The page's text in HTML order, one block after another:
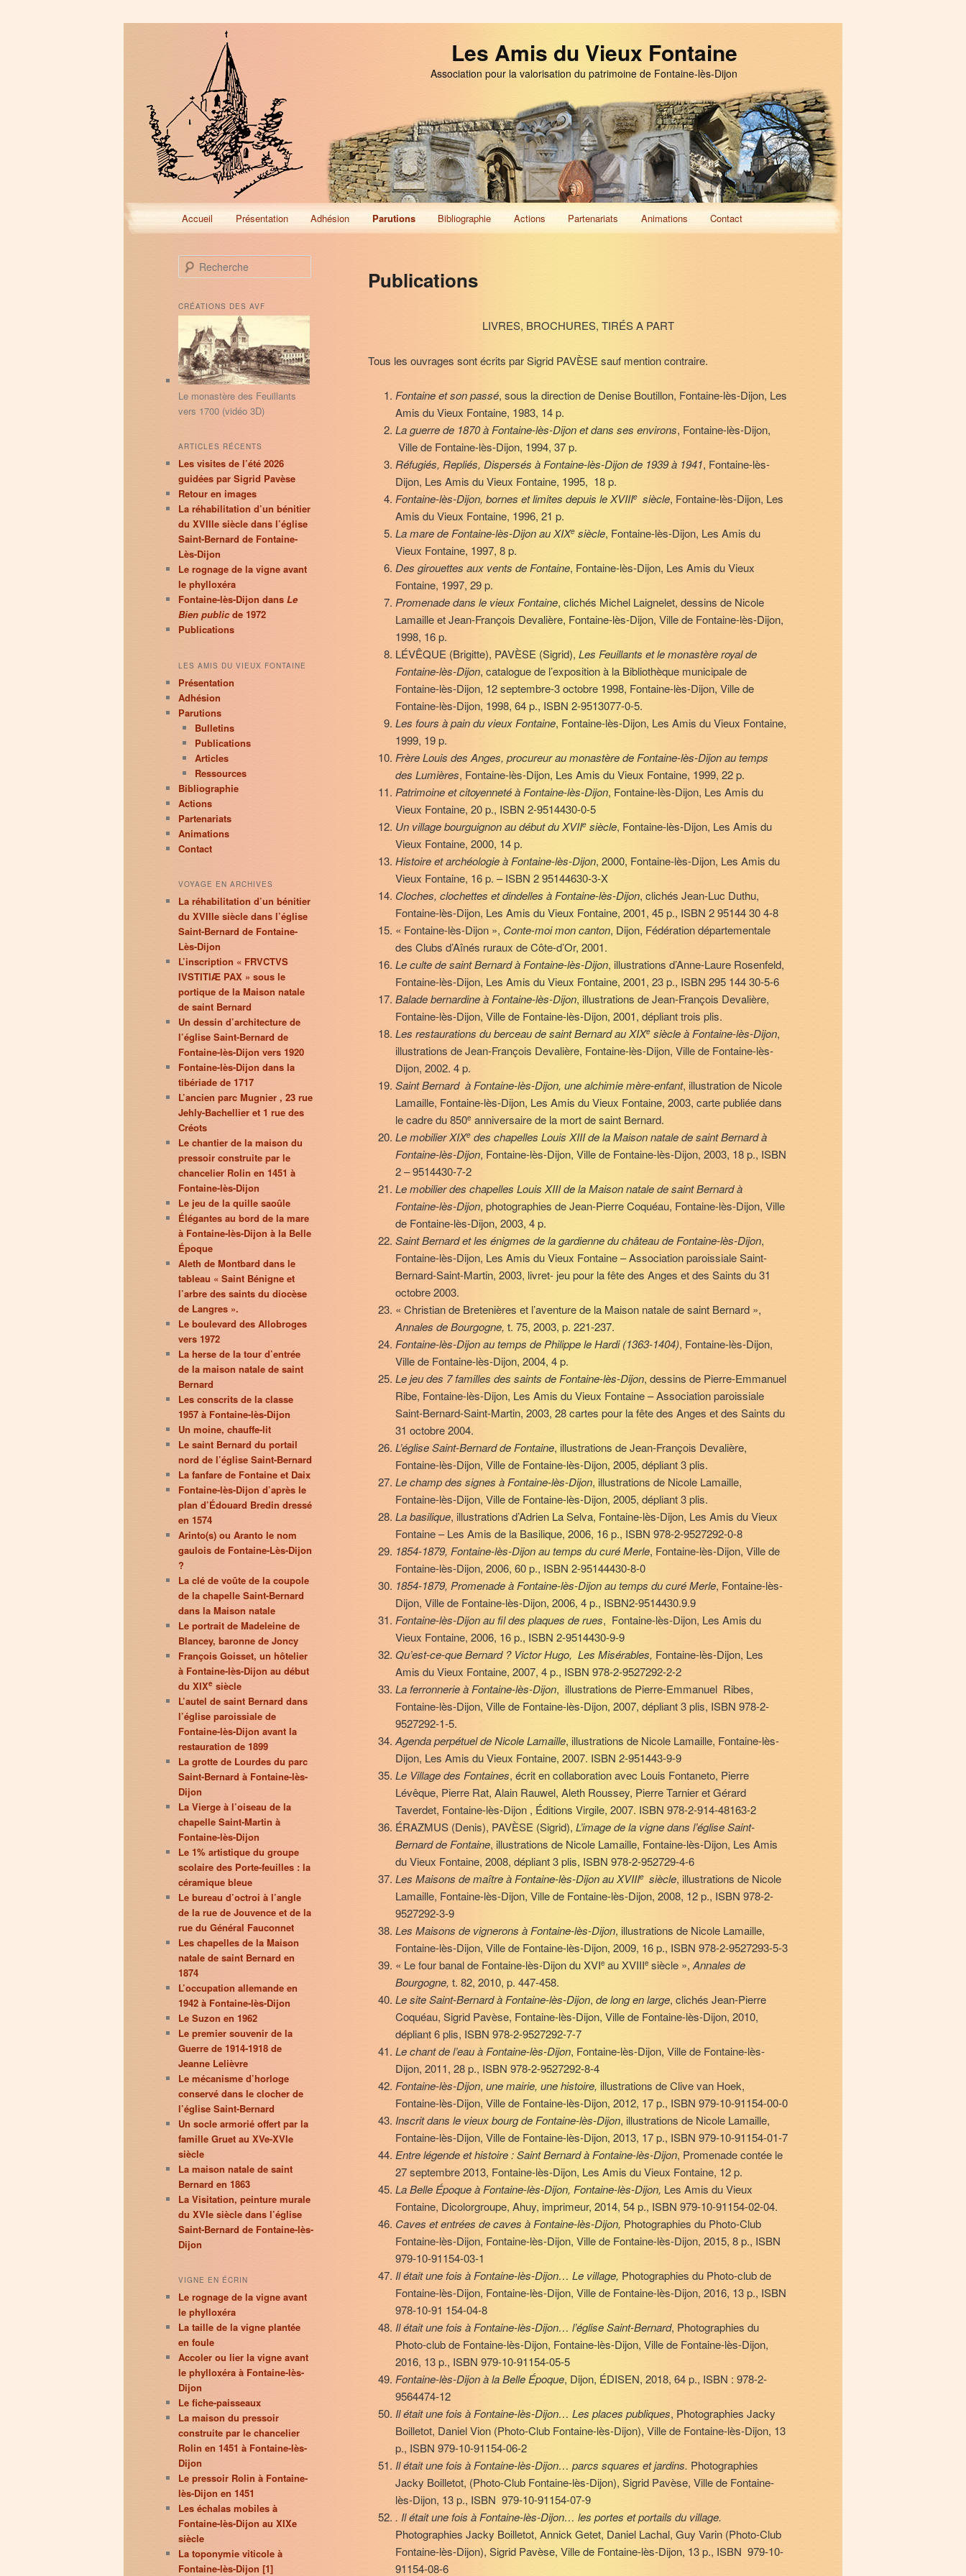
Les Amis du Vieux Fontaine
Association pour la valorisation du patrimoine de Fontaine-lès-Dijon
Menu
principal
Aller
au
principal
Aller
au
secondaire
Accueil Présentation Adhésion Parutions Bibliographie Actions Partenariats Animations Contact
Publications
LIVRES, BROCHURES, TIRÉS A PART
Tous les ouvrages sont écrits par Sigrid PAVÈSE sauf mention contraire.
Fontaine et son passé, sous la direction de Denise Boutillon, Fontaine-lès-Dijon, Les
Amis du Vieux Fontaine, 1983, 14 p.
La guerre de 1870 à Fontaine-lès-Dijon et dans ses environs, Fontaine-lès-Dijon,
Ville de Fontaine-lès-Dijon, 1994, 37 p.
Réfugiés, Repliés, Dispersés à Fontaine-lès-Dijon de 1939 à 1941, Fontaine-lès-
Dijon, Les Amis du Vieux Fontaine, 1995, 18 p.
Fontaine-lès-Dijon, bornes et limites depuis le XVIIIe siècle, Fontaine-lès-Dijon, Les
Amis du Vieux Fontaine, 1996, 21 p.
La mare de Fontaine-lès-Dijon au XIXesiècle, Fontaine-lès-Dijon, Les Amis du
Vieux Fontaine, 1997, 8 p.
Des girouettes aux vents de Fontaine, Fontaine-lès-Dijon, Les Amis du Vieux
Fontaine, 1997, 29 p.
Promenade dans le vieux Fontaine, clichés Michel Laignelet, dessins de Nicole
Lamaille et Jean-François Devalière, Fontaine-lès-Dijon, Ville de Fontaine-lès-Dijon,
1998, 16 p.
LÉVÊQUE (Brigitte), PAVÈSE (Sigrid), Les Feuillants et le monastère royal de
Fontaine-lès-Dijon, catalogue de l’exposition à la Bibliothèque municipale de
Fontaine-lès-Dijon, 12 septembre-3 octobre 1998, Fontaine-lès-Dijon, Ville de
Fontaine-lès-Dijon, 1998, 64 p., ISBN 2-9513077-0-5.
Les fours à pain du vieux Fontaine, Fontaine-lès-Dijon, Les Amis du Vieux Fontaine,
1999, 19 p.
Frère Louis des Anges, procureur au monastère de Fontaine-lès-Dijon au temps
des Lumières, Fontaine-lès-Dijon, Les Amis du Vieux Fontaine, 1999, 22 p.
Patrimoine et citoyenneté à Fontaine-lès-Dijon, Fontaine-lès-Dijon, Les Amis du
Vieux Fontaine, 20 p., ISBN 2-9514430-0-5
Un village bourguignon au début du XVIIesiècle, Fontaine-lès-Dijon, Les Amis du
Vieux Fontaine, 2000, 14 p.
Histoire et archéologie à Fontaine-lès-Dijon, 2000, Fontaine-lès-Dijon, Les Amis du
Vieux Fontaine, 16 p. – ISBN 2 95144630-3-X
Cloches, clochettes et dindelles à Fontaine-lès-Dijon, clichés Jean-Luc Duthu,
Fontaine-lès-Dijon, Les Amis du Vieux Fontaine, 2001, 45 p., ISBN 2 95144 30 4-8
« Fontaine-lès-Dijon », Conte-moi mon canton, Dijon, Fédération départementale
des Clubs d’Aînés ruraux de Côte-d’Or, 2001.
Le culte de saint Bernard à Fontaine-lès-Dijon, illustrations d’Anne-Laure Rosenfeld,
Fontaine-lès-Dijon, Les Amis du Vieux Fontaine, 2001, 23 p., ISBN 295 144 30-5-6
Balade bernardine à Fontaine-lès-Dijon, illustrations de Jean-François Devalière,
Fontaine-lès-Dijon, Ville de Fontaine-lès-Dijon, 2001, dépliant trois plis.
Les restaurations du berceau de saint Bernard au XIXesiècle à Fontaine-lès-Dijon,
illustrations de Jean-François Devalière, Fontaine-lès-Dijon, Ville de Fontaine-lès-
Dijon, 2002. 4 p.
Saint Bernard à Fontaine-lès-Dijon, une alchimie mère-enfant, illustration de Nicole
Lamaille, Fontaine-lès-Dijon, Les Amis du Vieux Fontaine, 2003, carte publiée dans
le cadre du 850e anniversaire de la mort de saint Bernard.
Le mobilier XIXedes chapelles Louis XIII de la Maison natale de saint Bernard à
Fontaine-lès-Dijon, Fontaine-lès-Dijon, Ville de Fontaine-lès-Dijon, 2003, 18 p., ISBN
2 – 9514430-7-2
Le mobilier des chapelles Louis XIII de la Maison natale de saint Bernard à
Fontaine-lès-Dijon, photographies de Jean-Pierre Coquéau, Fontaine-lès-Dijon, Ville
de Fontaine-lès-Dijon, 2003, 4 p.
Saint Bernard et les énigmes de la gardienne du château de Fontaine-lès-Dijon,
Fontaine-lès-Dijon, Les Amis du Vieux Fontaine – Association paroissiale Saint-
Bernard-Saint-Martin, 2003, livret- jeu pour la fête des Anges et des Saints du 31
octobre 2003.
« Christian de Bretenières et l’aventure de la Maison natale de saint Bernard »,
Annales de Bourgogne, t. 75, 2003, p. 221-237.
Fontaine-lès-Dijon au temps de Philippe le Hardi (1363-1404), Fontaine-lès-Dijon,
Ville de Fontaine-lès-Dijon, 2004, 4 p.
Le jeu des 7 familles des saints de Fontaine-lès-Dijon, dessins de Pierre-Emmanuel
Ribe, Fontaine-lès-Dijon, Les Amis du Vieux Fontaine – Association paroissiale
Saint-Bernard-Saint-Martin, 2003, 28 cartes pour la fête des Anges et des Saints du
31 octobre 2004.
L’église Saint-Bernard de Fontaine, illustrations de Jean-François Devalière,
Fontaine-lès-Dijon, Ville de Fontaine-lès-Dijon, 2005, dépliant 3 plis.
Le champ des signes à Fontaine-lès-Dijon, illustrations de Nicole Lamaille,
Fontaine-lès-Dijon, Ville de Fontaine-lès-Dijon, 2005, dépliant 3 plis.
La basilique, illustrations d’Adrien La Selva, Fontaine-lès-Dijon, Les Amis du Vieux
Fontaine – Les Amis de la Basilique, 2006, 16 p., ISBN 978-2-9527292-0-8
1854-1879, Fontaine-lès-Dijon au temps du curé Merle, Fontaine-lès-Dijon, Ville de
Fontaine-lès-Dijon, 2006, 60 p., ISBN 2-95144430-8-0
1854-1879, Promenade à Fontaine-lès-Dijon au temps du curé Merle, Fontaine-lès-
Dijon, Ville de Fontaine-lès-Dijon, 2006, 4 p., ISBN2-9514430.9.9
Fontaine-lès-Dijon au fil des plaques de rues, Fontaine-lès-Dijon, Les Amis du
Vieux Fontaine, 2006, 16 p., ISBN 2-9514430-9-9
Qu’est-ce-que Bernard ? Victor Hugo, Les Misérables, Fontaine-lès-Dijon, Les
Amis du Vieux Fontaine, 2007, 4 p., ISBN 978-2-9527292-2-2
La ferronnerie à Fontaine-lès-Dijon, illustrations de Pierre-Emmanuel Ribes,
Fontaine-lès-Dijon, Ville de Fontaine-lès-Dijon, 2007, dépliant 3 plis, ISBN 978-2-
9527292-1-5.
Agenda perpétuel de Nicole Lamaille, illustrations de Nicole Lamaille, Fontaine-lès-
Dijon, Les Amis du Vieux Fontaine, 2007. ISBN 2-951443-9-9
Le Village des Fontaines, écrit en collaboration avec Louis Fontaneto, Pierre
Lévêque, Pierre Rat, Alain Rauwel, Aleth Roussey, Pierre Tarnier et Gérard
Taverdet, Fontaine-lès-Dijon , Éditions Virgile, 2007. ISBN 978-2-914-48163-2
ÉRAZMUS (Denis), PAVÈSE (Sigrid), L’image de la vigne dans l’église Saint-
Bernard de Fontaine, illustrations de Nicole Lamaille, Fontaine-lès-Dijon, Les Amis
du Vieux Fontaine, 2008, dépliant 3 plis, ISBN 978-2-952729-4-6
Les Maisons de maître à Fontaine-lès-Dijon au XVIIIe siècle, illustrations de Nicole
Lamaille, Fontaine-lès-Dijon, Ville de Fontaine-lès-Dijon, 2008, 12 p., ISBN 978-2-
9527292-3-9
Les Maisons de vignerons à Fontaine-lès-Dijon, illustrations de Nicole Lamaille,
Fontaine-lès-Dijon, Ville de Fontaine-lès-Dijon, 2009, 16 p., ISBN 978-2-9527293-5-3
« Le four banal de Fontaine-lès-Dijon du XVIe au XVIIIe siècle », Annales de
Bourgogne, t. 82, 2010, p. 447-458.
Le site Saint-Bernard à Fontaine-lès-Dijon, de long en large, clichés Jean-Pierre
Coquéau, Sigrid Pavèse, Fontaine-lès-Dijon, Ville de Fontaine-lès-Dijon, 2010,
dépliant 6 plis, ISBN 978-2-9527292-7-7
Le chant de l’eau à Fontaine-lès-Dijon, Fontaine-lès-Dijon, Ville de Fontaine-lès-
Dijon, 2011, 28 p., ISBN 978-2-9527292-8-4
Fontaine-lès-Dijon, une mairie, une histoire, illustrations de Clive van Hoek,
Fontaine-lès-Dijon, Ville de Fontaine-lès-Dijon, 2012, 17 p., ISBN 979-10-91154-00-0
Inscrit dans le vieux bourg de Fontaine-lès-Dijon, illustrations de Nicole Lamaille,
Fontaine-lès-Dijon, Ville de Fontaine-lès-Dijon, 2013, 17 p., ISBN 979-10-91154-01-7
Entre légende et histoire : Saint Bernard à Fontaine-lès-Dijon, Promenade contée le
27 septembre 2013, Fontaine-lès-Dijon, Les Amis du Vieux Fontaine, 12 p.
La Belle Époque à Fontaine-lès-Dijon, Fontaine-lès-Dijon, Les Amis du Vieux
Fontaine, Dicolorgroupe, Ahuy, imprimeur, 2014, 54 p., ISBN 979-10-91154-02-04.
Caves et entrées de caves à Fontaine-lès-Dijon, Photographies du Photo-Club
Fontaine-lès-Dijon, Fontaine-lès-Dijon, Ville de Fontaine-lès-Dijon, 2015, 8 p., ISBN
979-10-91154-03-1
Il était une fois à Fontaine-lès-Dijon… Le village, Photographies du Photo-club de
Fontaine-lès-Dijon, Fontaine-lès-Dijon, Ville de Fontaine-lès-Dijon, 2016, 13 p., ISBN
978-10-91 154-04-8
Il était une fois à Fontaine-lès-Dijon… l’église Saint-Bernard, Photographies du
Photo-club de Fontaine-lès-Dijon, Fontaine-lès-Dijon, Ville de Fontaine-lès-Dijon,
2016, 13 p., ISBN 979-10-91154-05-5
Fontaine-lès-Dijon à la Belle Époque, Dijon, ÉDISEN, 2018, 64 p., ISBN : 978-2-
9564474-12
Il était une fois à Fontaine-lès-Dijon… Les places publiques, Photographies Jacky
Boilletot, Daniel Vion (Photo-Club Fontaine-lès-Dijon), Ville de Fontaine-lès-Dijon, 13
p., ISBN 979-10-91154-06-2
Il était une fois à Fontaine-lès-Dijon… parcs squares et jardins. Photographies
Jacky Boilletot, (Photo-Club Fontaine-lès-Dijon), Sigrid Pavèse, Ville de Fontaine-
lès-Dijon, 13 p., ISBN 979-10-91154-07-9
. Il était une fois à Fontaine-lès-Dijon… les portes et portails du village.
Photographies Jacky Boilletot, Annick Getet, Daniel Lachal, Guy Varin (Photo-Club
Fontaine-lès-Dijon), Sigrid Pavèse, Ville de Fontaine-lès-Dijon, 13 p., ISBN 979-10-
91154-08-6
e
h
e
h
e
CRÉATIONS DES AVF
Le monastère des Feuillants
vers 1700 (vidéo 3D)
ARTICLES RÉCENTS
Les visites de l’été 2026
guidées par Sigrid Pavèse
Retour en images
La réhabilitation d’un bénitier
du XVIIIe siècle dans l’église
Saint-Bernard de Fontaine-
Lès-Dijon
Le rognage de la vigne avant
le phylloxéra
Fontaine-lès-Dijon dans Le
Bien publicde 1972
Publications
LES AMIS DU VIEUX FONTAINE
Présentation
Adhésion
Parutions
Bulletins
Publications
Articles
Ressources
Bibliographie
Actions
Partenariats
Animations
Contact
VOYAGE EN ARCHIVES
La réhabilitation d’un bénitier
du XVIIIe siècle dans l’église
Saint-Bernard de Fontaine-
Lès-Dijon
L’inscription « FRVCTVS
IVSTITIÆ PAX » sous le
portique de la Maison natale
de saint Bernard
Un dessin d’architecture de
l’église Saint-Bernard de
Fontaine-lès-Dijon vers 1920
Fontaine-lès-Dijon dans la
tibériade de 1717
L’ancien parc Mugnier , 23 rue
Jehly-Bachellier et 1 rue des
Créots
Le chantier de la maison du
pressoir construite par le
chancelier Rolin en 1451 à
Fontaine-lès-Dijon
Le jeu de la quille saoûle
Élégantes au bord de la mare
à Fontaine-lès-Dijon à la Belle
Époque
Aleth de Montbard dans le
tableau « Saint Bénigne et
l’arbre des saints du diocèse
de Langres ».
Le boulevard des Allobroges
vers 1972
La herse de la tour d’entrée
de la maison natale de saint
Bernard
Les conscrits de la classe
1957 à Fontaine-lès-Dijon
Un moine, chauffe-lit
Le saint Bernard du portail
nord de l’église Saint-Bernard
La fanfare de Fontaine et Daix
Fontaine-lès-Dijon d’après le
plan d’Édouard Bredin dressé
en 1574
Arinto(s) ou Aranto le nom
gaulois de Fontaine-Lès-Dijon
?
La clé de voûte de la coupole
de la chapelle Saint-Bernard
dans la Maison natale
Le portrait de Madeleine de
Blancey, baronne de Joncy
François Goisset, un hôtelier
à Fontaine-lès-Dijon au début
du XIXe siècle
L’autel de saint Bernard dans
l’église paroissiale de
Fontaine-lès-Dijon avant la
restauration de 1899
La grotte de Lourdes du parc
Saint-Bernard à Fontaine-lès-
Dijon
La Vierge à l’oiseau de la
chapelle Saint-Martin à
Fontaine-lès-Dijon
Le 1% artistique du groupe
scolaire des Porte-feuilles : la
céramique bleue
Le bureau d’octroi à l’angle
de la rue de Jouvence et de la
rue du Général Fauconnet
Les chapelles de la Maison
natale de saint Bernard en
1874
L’occupation allemande en
1942 à Fontaine-lès-Dijon
Le Suzon en 1962
Le premier souvenir de la
Guerre de 1914-1918 de
Jeanne Lelièvre
Le mécanisme d’horloge
conservé dans le clocher de
l’église Saint-Bernard
Un socle armorié offert par la
famille Gruet au XVe-XVIe
siècle
La maison natale de saint
Bernard en 1863
La Visitation, peinture murale
du XVIe siècle dans l’église
Saint-Bernard de Fontaine-lès-
Dijon
VIGNE EN ÉCRIN
Le rognage de la vigne avant
le phylloxéra
La taille de la vigne plantée
en foule
Accoler ou lier la vigne avant
le phylloxéra à Fontaine-lès-
Dijon
Le fiche-paisseaux
La maison du pressoir
construite par le chancelier
Rolin en 1451 à Fontaine-lès-
Dijon
Le pressoir Rolin à Fontaine-
lès-Dijon en 1451
Les échalas mobiles à
Fontaine-lès-Dijon au XIXe
siècle
La toponymie viticole à
Fontaine-lès-Dijon [1]